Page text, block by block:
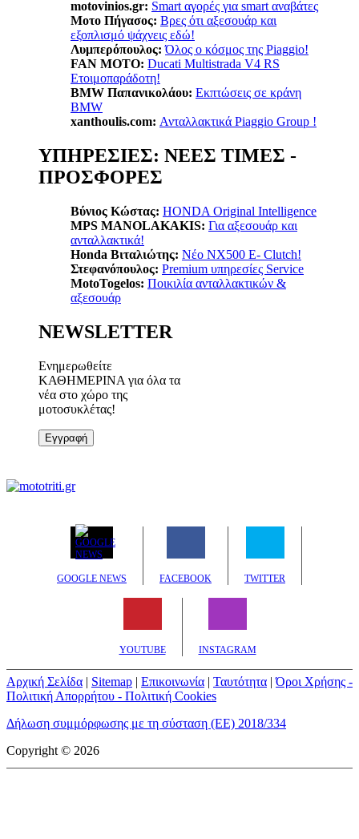
motovinios.gr: Smart αγορές για smart αναβάτες
Μοτο Πήγασος: Βρες ότι αξεσουάρ και
εξοπλισμό ψάχνεις εδώ!
Λυμπερόπουλος: Όλος ο κόσμος της Piaggio!
FAN MOTO: Ducati Multistrada V4 RS
Ετοιμοπαράδοτη!
BMW Παπανικολάου: Εκπτώσεις σε κράνη
BMW
xanthoulis.com: Ανταλλακτικά Piaggio Group !
ΥΠΗΡΕΣΙΕΣ: ΝΕΕΣ ΤΙΜΕΣ -
ΠΡΟΣΦΟΡΕΣ
Βύνιος Κώστας: ΗΟΝDA Original Intelligence
MPS MANOLAKAKIS: Για αξεσουάρ και
ανταλλακτικά!
Honda Βιταλιώτης: Nέο ΝΧ500 Ε- Clutch!
Στεφανόπουλος: Premium υπηρεσίες Service
MotoTogelos: Ποικιλία ανταλλακτικών &
αξεσουάρ
NEWSLETTER
Ενημερωθείτε
ΚΑΘΗΜΕΡΙΝΑ για όλα τα
νέα στο χώρο της
μοτοσυκλέτας!
Εγγραφή
GOOGLE NEWS FACEBOOK TWITTER
YOUTUBE INSTAGRAM
Αρχική Σελίδα | Sitemap | Επικοινωνία | Ταυτότητα |Όροι Χρήσης -
Πολιτική Απορρήτου - Πολιτική Cookies
Δήλωση συμμόρφωσης με τη σύσταση (ΕΕ) 2018/334
Copyright © 2026